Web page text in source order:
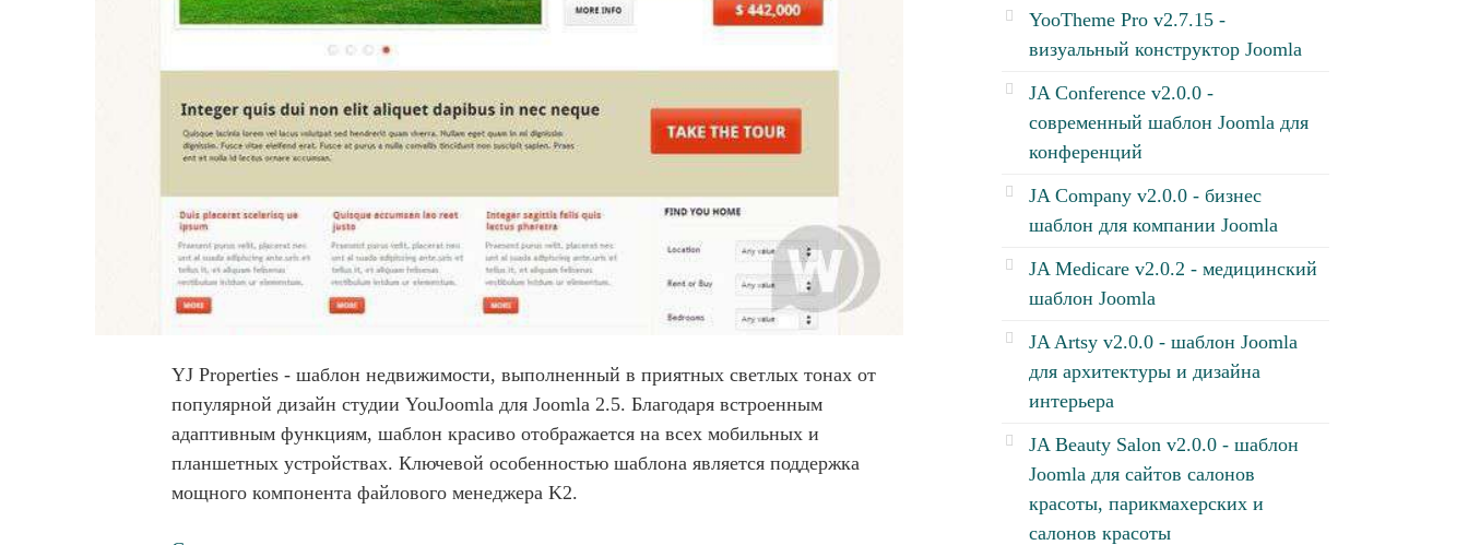
YJ Properties - шаблон недвижимости, выполненный в приятных светлых тонах от
популярной дизайн студии YouJoomla для Joomla 2.5. Благодаря встроенным
адаптивным функциям, шаблон красиво отображается на всех мобильных и
планшетных устройствах. Ключевой особенностью шаблона является поддержка
мощного компонента файлового менеджера K2.
YooTheme Pro v2.7.15 -
визуальный конструктор Joomla
JA Conference v2.0.0 -
современный шаблон Joomla для
конференций
JA Company v2.0.0 - бизнес
шаблон для компании Joomla
JA Medicare v2.0.2 - медицинский
шаблон Joomla
JA Artsy v2.0.0 - шаблон Joomla
для архитектуры и дизайна
интерьера
JA Beauty Salon v2.0.0 - шаблон
Joomla для сайтов салонов
красоты, парикмахерских и
салонов красоты